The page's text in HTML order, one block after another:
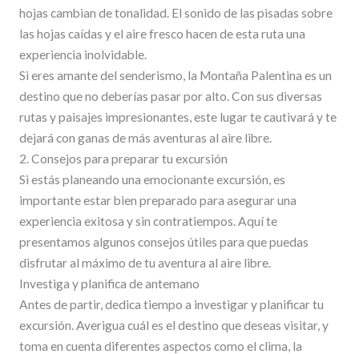
hojas cambian de tonalidad. El sonido de las pisadas sobre
las hojas caídas y el aire fresco hacen de esta ruta una
experiencia inolvidable.
Si eres amante del senderismo, la Montaña Palentina es un
destino que no deberías pasar por alto. Con sus diversas
rutas y paisajes impresionantes, este lugar te cautivará y te
dejará con ganas de más aventuras al aire libre.
2. Consejos para preparar tu excursión
Si estás planeando una emocionante excursión, es
importante estar bien preparado para asegurar una
experiencia exitosa y sin contratiempos. Aquí te
presentamos algunos consejos útiles para que puedas
disfrutar al máximo de tu aventura al aire libre.
Investiga y planifica de antemano
Antes de partir, dedica tiempo a investigar y planificar tu
excursión. Averigua cuál es el destino que deseas visitar, y
toma en cuenta diferentes aspectos como el clima, la